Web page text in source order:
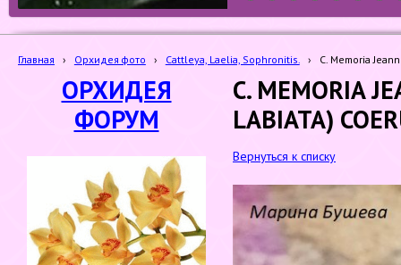
Главная › Орхидея фото › Cattleya, Laelia, Sophronitis. › C. Memoria
ОРХИДЕЯ
ФОРУМ
C. MEMORIA
LABIATA)
Вернуться к списку